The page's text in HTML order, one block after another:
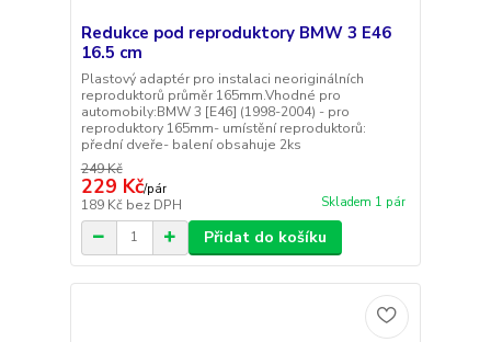
Redukce pod reproduktory BMW 3 E46
16.5 cm
Plastový adaptér pro instalaci neoriginálních
reproduktorů průměr 165mm.Vhodné pro
automobily:BMW 3 [E46] (1998-2004) - pro
reproduktory 165mm- umístění reproduktorů:
přední dveře- balení obsahuje 2ks
249 Kč
229 Kč/pár
189 Kč bez DPH Skladem 1 pár
Přidat do košíku